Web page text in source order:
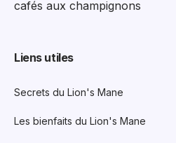
cafés aux champignons
Liens utiles
Secrets du Lion's Mane
Les bienfaits du Lion's Mane